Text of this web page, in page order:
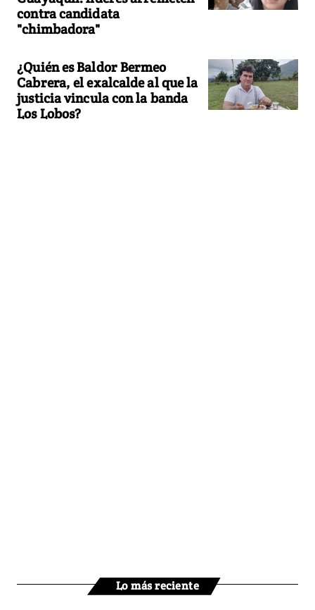
contra candidata
"chimbadora"
¿Quién es Baldor Bermeo
Cabrera, el exalcalde al que la
justicia vincula con la banda
Los Lobos?
Lo más reciente